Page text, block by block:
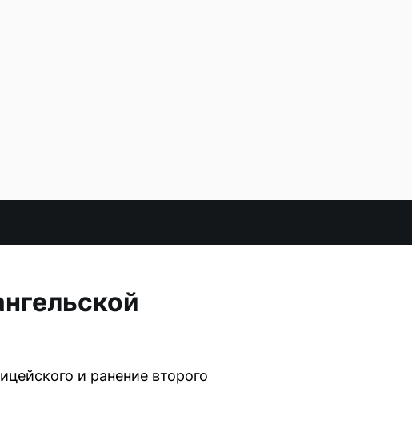
и ранение второго